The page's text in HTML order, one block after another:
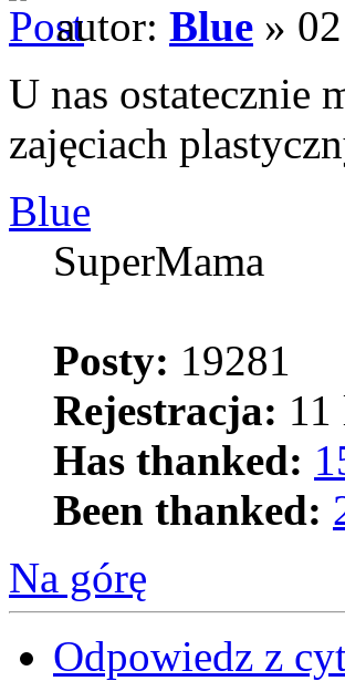
autor: Blue »
U nas ostatecznie
zajęciach
Blue
SuperMama
Posty: 19281
Rejestracja:
Has thanked:
Been thanked:
Na górę
Odpowiedz z